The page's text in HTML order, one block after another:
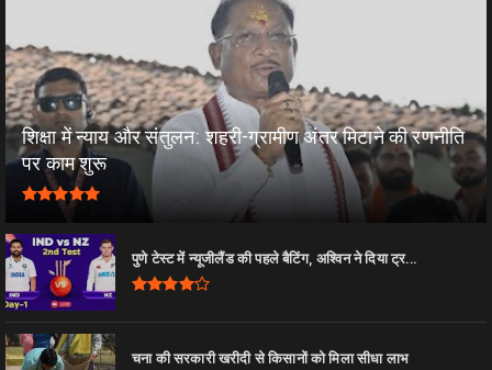
शिक्षा में न्याय और संतुलन: शहरी-ग्रामीण अंतर मिटाने की रणनीति
पर काम शुरू
पुणे टेस्ट में न्यूजीलैंड की पहले बैटिंग, अश्विन ने दिया ट्र...
चना की सरकारी खरीदी से किसानों को मिला सीधा लाभ